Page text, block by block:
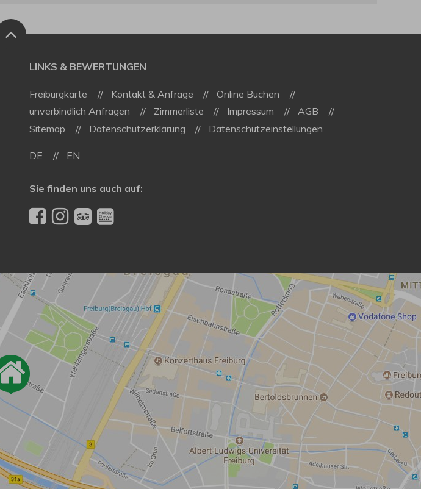
LINKS & BEWERTUNGEN
Freiburgkarte Kontakt & Anfrage
Online Buchen
unverbindlich Anfragen
Zimmerliste Impressum
AGB
Sitemap
Datenschutzerklärung Datenschutzeinstellungen
DE EN
Sie finden uns auch auf: